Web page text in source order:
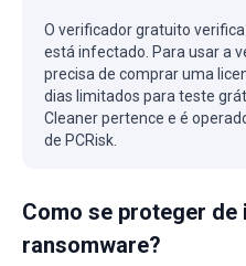
O verificador gratuito
está infectado. Para usar a
precisa de comprar uma
dias limitados para teste
Cleaner pertence e é
de PCRisk.
Como se proteger
ransomware?